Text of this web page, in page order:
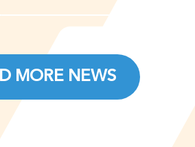
MORE NEWS